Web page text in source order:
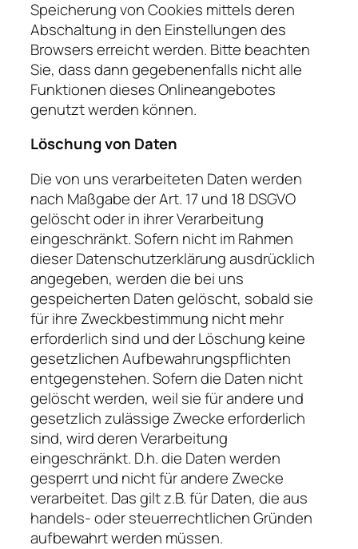
Speicherung von Cookies mittels deren
Abschaltung in den Einstellungen des
Browsers erreicht werden. Bitte beachten
Sie, dass dann gegebenenfalls nicht alle
Funktionen dieses Onlineangebotes
genutzt werden können.
Löschung von Daten
Die von uns verarbeiteten Daten werden
nach Maßgabe der Art. 17 und 18 DSGVO
gelöscht oder in ihrer Verarbeitung
eingeschränkt. Sofern nicht im Rahmen
dieser Datenschutzerklärung ausdrücklich
angegeben, werden die bei uns
gespeicherten Daten gelöscht, sobald sie
für ihre Zweckbestimmung nicht mehr
erforderlich sind und der Löschung keine
gesetzlichen Aufbewahrungspflichten
entgegenstehen. Sofern die Daten nicht
gelöscht werden, weil sie für andere und
gesetzlich zulässige Zwecke erforderlich
sind, wird deren Verarbeitung
eingeschränkt. D.h. die Daten werden
gesperrt und nicht für andere Zwecke
verarbeitet. Das gilt z.B. für Daten, die aus
handels- oder steuerrechtlichen Gründen
aufbewahrt werden müssen.